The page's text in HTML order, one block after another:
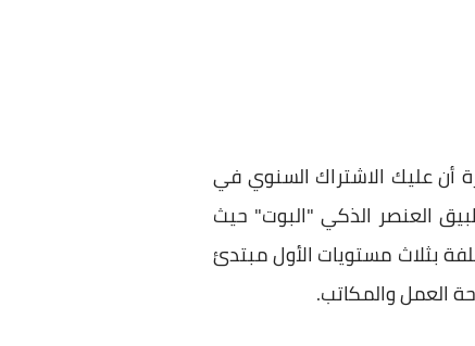
أن عليك الاشتراك السنوي في
العنصر الذكي "البوت" حيث
بثلاث مستويات الأول مبتدئ
العمل والمكاتب.